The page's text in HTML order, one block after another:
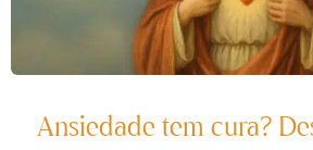
Ansiedade tem cura?